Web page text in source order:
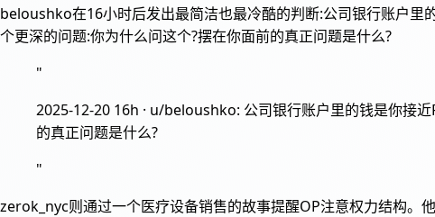
beloushko在16小时后发出最简洁也最冷酷的判断:公司银行账户里
个更深的问题:你为什么问这个?摆在你面前的真正问题是什么?
"
2025-12-20 16h · u/beloushko: 公司银行账户里的钱是你接
的真正问题是什么?
"
zerok_nyc则通过一个医疗设备销售的故事提醒OP注意权力结构。